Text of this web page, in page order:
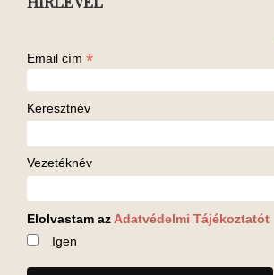
Email cím *
Keresztnév
Vezetéknév
Elolvastam az Adatvédelmi Tájékoztatót
Igen